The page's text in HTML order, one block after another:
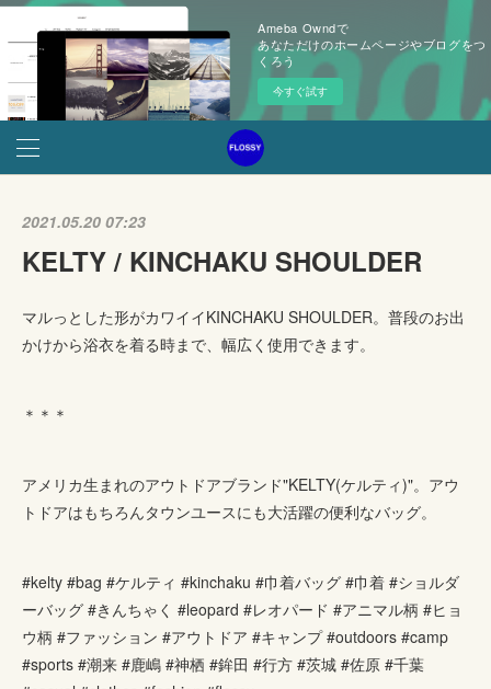
Ameba Owndで
あなただけのホームページやブログをつ
くろう
今すぐ試す
2021.05.20 07:23
KELTY / KINCHAKU SHOULDER
マルっとした形がカワイイKINCHAKU SHOULDER。普段のお出
かけから浴衣を着る時まで、幅広く使用できます。
＊＊＊
アメリカ生まれのアウトドアブランド"KELTY(ケルティ)"。アウ
トドアはもちろんタウンユースにも大活躍の便利なバッグ。
#kelty #bag #ケルティ #kinchaku #巾着バッグ #巾着 #ショルダ
ーバッグ #きんちゃく #leopard #レオパード #アニマル柄 #ヒョ
ウ柄 #ファッション #アウトドア #キャンプ #outdoors #camp
#sports #潮来 #鹿嶋 #神栖 #鉾田 #行方 #茨城 #佐原 #千葉